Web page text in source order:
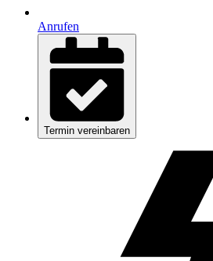
Anrufen
Termin vereinbaren